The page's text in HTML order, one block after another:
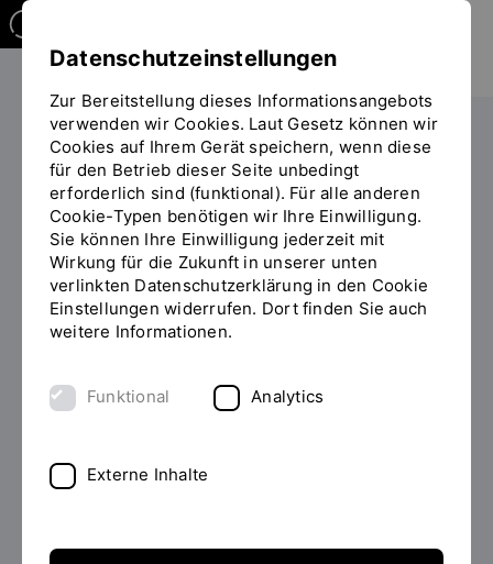
Sie
befinden
sich
auf
der
Seite
"Zusatzangebot
(Detailansicht)"
Studieren
Digitalisierung und Ethik - 2
SWS
PROF. DR. THOMAS KRIZA
KULTURWISSENSCHAFTEN UND
Datenschutzeinstellungen
Zur Bereitstellung dieses Informationsangebots
verwenden wir Cookies. Laut Gesetz können wir
Cookies auf Ihrem Gerät speichern, wenn diese
für den Betrieb dieser Seite unbedingt
erforderlich sind (funktional). Für alle anderen
Cookie-Typen benötigen wir Ihre Einwilligung.
Sie können Ihre Einwilligung jederzeit mit
Wirkung für die Zukunft in unserer unten
verlinkten Datenschutzerklärung in den Cookie
Einstellungen widerrufen. Dort finden Sie auch
weitere Informationen.
Funktional Analytics
Externe Inhalte